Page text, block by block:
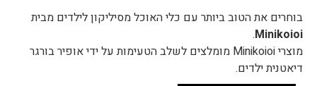
בוחרים את הטוב ביותר עם כלי האוכל מסיליקון לילדים מבית
Minikoioi
.
מוצרי Minikoioi מומלצים לשלב הטעימות על ידי אופיר בורגר
דיאטנית ילדים.